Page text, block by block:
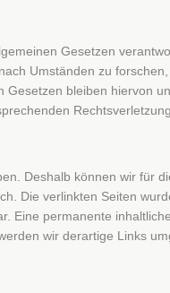
Gesetzen
Umständen zu
bleiben hiervon
Deshalb können wir für
Die verlinkten Seiten
Eine permanente
wir derartige Links